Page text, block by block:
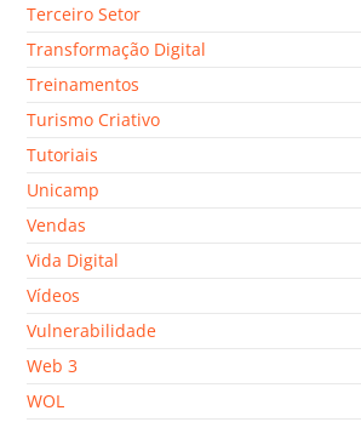
Terceiro Setor
Transformação Digital
Treinamentos
Turismo Criativo
Tutoriais
Unicamp
Vendas
Vida Digital
Vídeos
Vulnerabilidade
Web 3
WOL